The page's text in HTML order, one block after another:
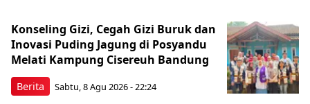
Berita
Konseling Gizi, Cegah Gizi Buruk dan
Inovasi Puding Jagung di Posyandu
Melati Kampung Cisereuh Bandung
Sabtu, 8 Agu 2026 - 22:24